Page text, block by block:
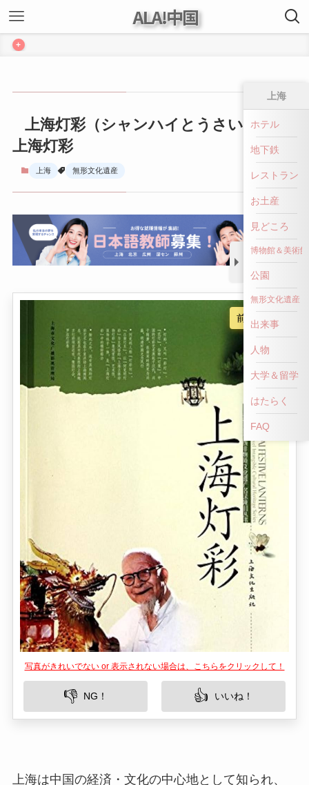
ALA!中国
+
上海灯彩（シャンハイとうさい） ｜
上海灯彩
上海 無形文化遺産
前へ戻る
写真がきれいでない or 表示されない場合は、こちらをクリックして！
👎 NG！ 👍 いいね！
上海は中国の経済・文化の中心地として知られ、
上海
ホテル
地下鉄
レストラン
お土産
見どころ
博物館＆美術館
公園
無形文化遺産
出来事
人物
大学＆留学
はたらく
FAQ